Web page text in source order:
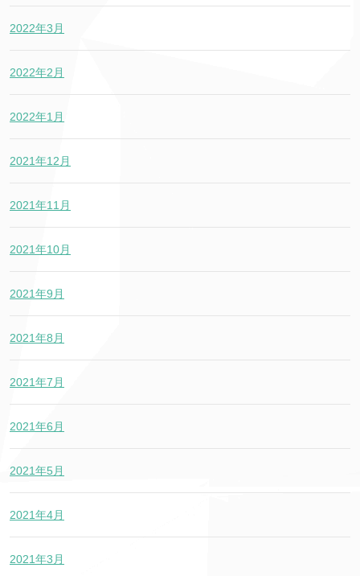
2022年3月
2022年2月
2022年1月
2021年12月
2021年11月
2021年10月
2021年9月
2021年8月
2021年7月
2021年6月
2021年5月
2021年4月
2021年3月